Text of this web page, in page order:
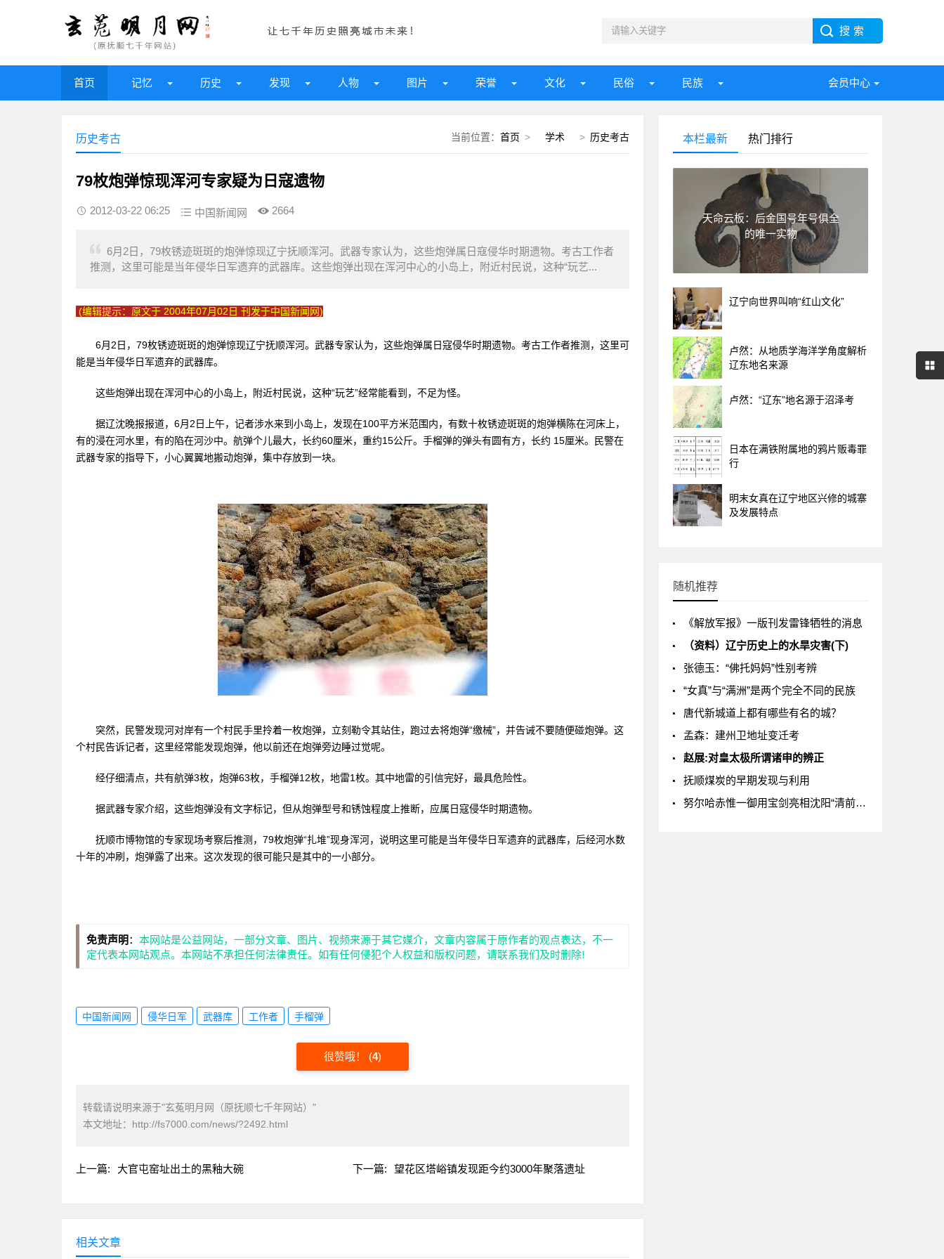
首页 记忆 历史 发现 人物 图片 荣誉 文化 民俗 民族 会员中心
当前位置： 首页 > 学术 > 历史考古
历史考古
79枚炮弹惊现浑河专家疑为日寇遗物
2012-03-22 06:25 中国新闻网 2664
6月2日，79枚锈迹斑斑的炮弹惊现辽宁抚顺浑河。武器专家认为，这些炮弹属日寇侵华时期遗物。考古工作者
推测，这里可能是当年侵华日军遗弃的武器库。这些炮弹出现在浑河中心的小岛上，附近村民说，这种“玩艺...
(编辑提示：原文于 2004年07月02日 刊发于中国新闻网)
6月2日，79枚锈迹斑斑的炮弹惊现辽宁抚顺浑河。武器专家认为，这些炮弹属日寇侵华时期遗物。考古工作者推测，这里可
能是当年侵华日军遗弃的武器库。
这些炮弹出现在浑河中心的小岛上，附近村民说，这种“玩艺”经常能看到，不足为怪。
据辽沈晚报报道，6月2日上午，记者涉水来到小岛上，发现在100平方米范围内，有数十枚锈迹斑斑的炮弹横陈在河床上，
有的浸在河水里，有的陷在河沙中。航弹个儿最大，长约60厘米，重约15公斤。手榴弹的弹头有圆有方，长约 15厘米。民警在
武器专家的指导下，小心翼翼地搬动炮弹，集中存放到一块。
突然，民警发现河对岸有一个村民手里拎着一枚炮弹，立刻勒令其站住，跑过去将炮弹“缴械”，并告诫不要随便碰炮弹。这
个村民告诉记者，这里经常能发现炮弹，他以前还在炮弹旁边睡过觉呢。
经仔细清点，共有航弹3枚，炮弹63枚，手榴弹12枚，地雷1枚。其中地雷的引信完好，最具危险性。
据武器专家介绍，这些炮弹没有文字标记，但从炮弹型号和锈蚀程度上推断，应属日寇侵华时期遗物。
抚顺市博物馆的专家现场考察后推测，79枚炮弹“扎堆”现身浑河，说明这里可能是当年侵华日军遗弃的武器库，后经河水数
十年的冲刷，炮弹露了出来。这次发现的很可能只是其中的一小部分。
免责声明 ： 本网站是公益网站，一部分文章、图片、视频来源于其它媒介，文章内容属于原作者的观点表达，不一
定代表本网站观点。本网站不承担任何法律责任。如有任何侵犯个人权益和版权问题，请联系我们及时删除!
中国新闻网 侵华日军 武器库 工作者 手榴弹
很赞哦！ (4)
转载请说明来源于"玄菟明月网（原抚顺七千年网站）"
本文地址： http://fs7000.com/news/?2492.html
上一篇: 大官屯窑址出土的黑釉大碗 下一篇: 望花区塔峪镇发现距今约3000年聚落遗址
相关文章
本栏最新 热门排行
天命云板：后金国号年号俱全
的唯一实物
辽宁向世界叫响“红山文化”
卢然：从地质学海洋学角度解析
辽东地名来源
卢然：“辽东”地名源于沼泽考
日本在满铁附属地的鸦片贩毒罪
行
明末女真在辽宁地区兴修的城寨
及发展特点
随机推荐
《解放军报》一版刊发雷锋牺牲的消息
（资料）辽宁历史上的水旱灾害(下)
张德玉：“佛托妈妈”性别考辨
“女真”与“满洲”是两个完全不同的民族
唐代新城道上都有哪些有名的城？
孟森：建州卫地址变迁考
赵展:对皇太极所谓诸申的辨正
抚顺煤炭的早期发现与利用
努尔哈赤惟一御用宝剑亮相沈阳“清前文物展”